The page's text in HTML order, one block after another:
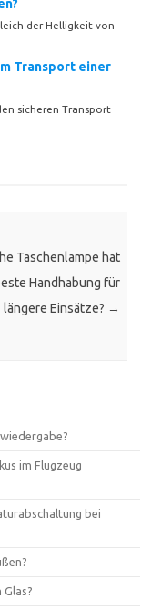
der Helligkeit von
Transport einer
sicheren Transport
Taschenlampe hat
Handhabung für
längere Einsätze? →
im Flugzeug
bei